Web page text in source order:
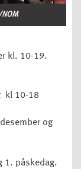
kl. 10-19.
kl 10-18
og
1. påskedag.